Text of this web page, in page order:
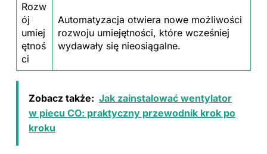
Rozw
ój
umiej
ętnoś
ci
Automatyzacja otwiera nowe możliwości
rozwoju umiejętności, które wcześniej
wydawały się nieosiągalne.
Zobacz także: Jak zainstalować wentylator
w piecu CO: praktyczny przewodnik krok po
kroku